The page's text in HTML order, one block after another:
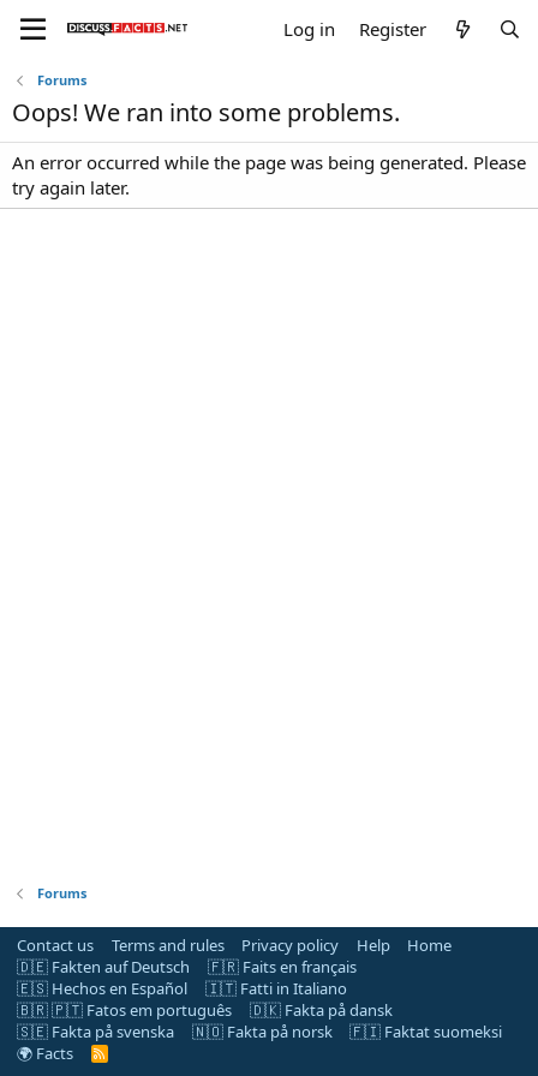
Log in Register
Forums
Oops! We ran into some problems.
An error occurred while the page was being generated. Please
try again later.
Forums
Contact us Terms and rules Privacy policy Help
Home
🇩🇪 Fakten auf Deutsch
🇫🇷 Faits en français
🇪🇸 Hechos en Español
🇮🇹 Fatti in Italiano
🇧🇷 🇵🇹 Fatos em português
🇩🇰 Fakta på dansk
🇸🇪 Fakta på svenska
🇳🇴 Fakta på norsk
🇫🇮 Faktat suomeksi
🌍 Facts
R